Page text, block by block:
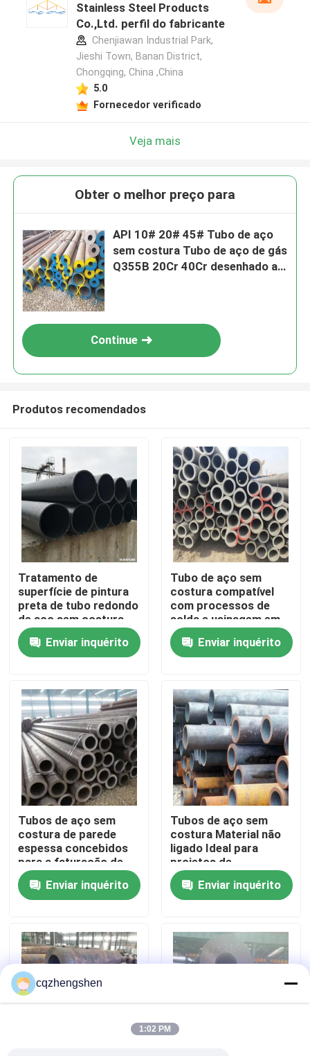
Casa
Produtos
Vídeos
Quem Somos
Fábrica
Controle de Qualidade
notícias
Pedir um orçamento
Stainless Steel Products
Co.,Ltd. perfil do fabricante
Chenjiawan Industrial Park,
Jieshi Town, Banan District,
Chongqing, China ,China
5.0
Fornecedor verificado
Veja mais
Obter o melhor preço para
API 10# 20# 45# Tubo de aço
sem costura Tubo de aço de gás
Q355B 20Cr 40Cr desenhado a
Continue
Produtos recomendados
Tratamento de
superfície de pintura
preta de tubo redondo
de aço sem costura
projetado para
desempenho
duradouro em
Enviar inquérito
Tubo de aço sem
costura compatível
com processos de
solda e usinagem em
aplicações de
trabalho pesado
Enviar inquérito
Tubos de aço sem
costura de parede
espessa concebidos
para a faturação de
desempenho por peso
teórico garantem
custos transparentes
Enviar inquérito
Tubos de aço sem
costura Material não
ligado Ideal para
projetos de
engenharia mecânica e
construçãoEnviar inquérito
cqzhengshen
1:02 PM